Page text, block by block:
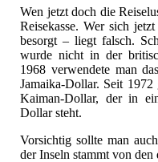
Wen jetzt doch die
Reisekasse. Wer sich
besorgt – liegt falsch.
wurde nicht in der
1968 verwendete man
Jamaika-Dollar. Seit
Kaiman-Dollar, der in
Dollar steht.
Vorsichtig sollte man
der Inseln stammt von